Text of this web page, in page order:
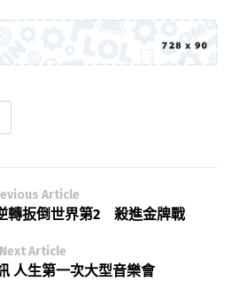
Article
轉扳倒世界第2 殺進金牌戰
Next Article
人生第一次大型音樂會